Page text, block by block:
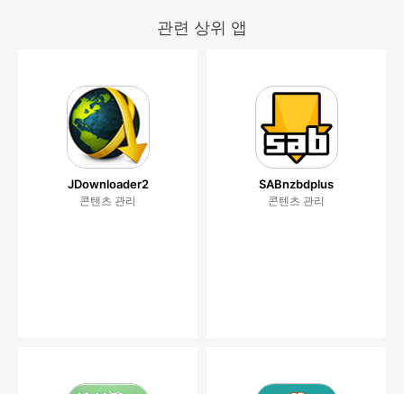
관련 상위 앱
JDownloader2
콘텐츠 관리
SABnzbdplus
콘텐츠 관리